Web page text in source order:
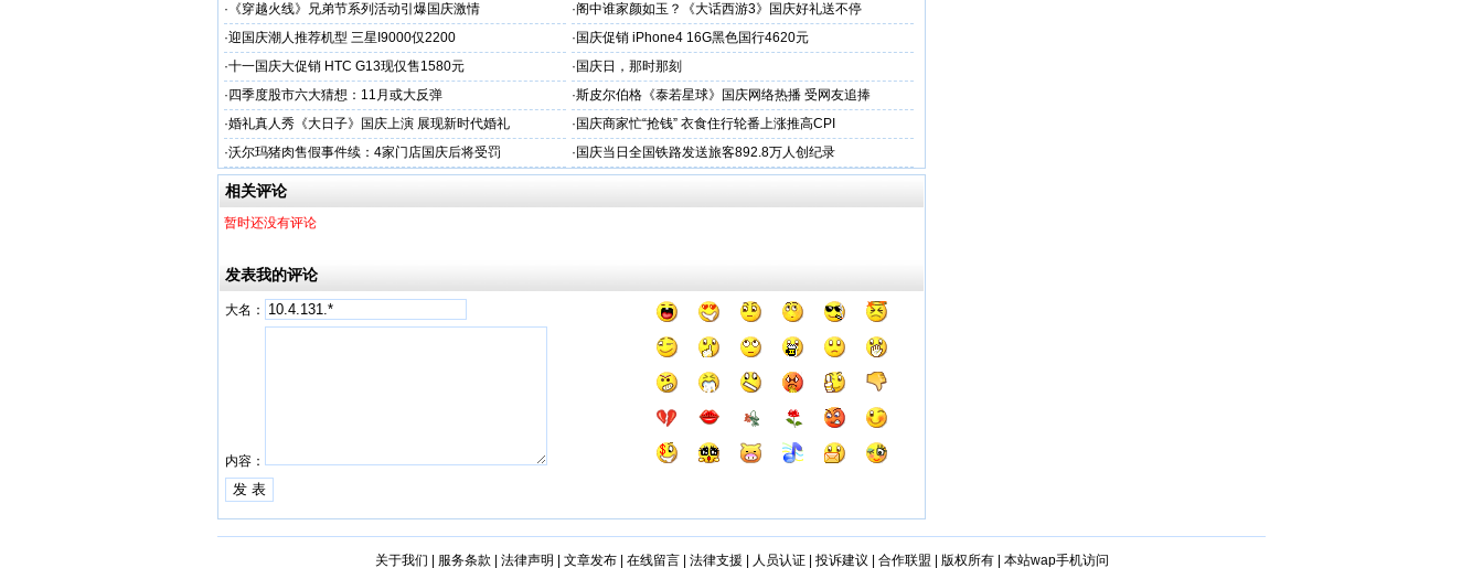
· 《穿越火线》兄弟节系列活动引爆国庆激情 ·阁中谁家颜如玉？《大话西游3》国庆好礼送不停
·迎国庆潮人推荐机型 三星I9000仅2200 · 国庆促销 iPhone4 16G黑色国行4620元
·十一国庆大促销 HTC G13现仅售1580元 · 国庆日，那时那刻
· 四季度股市六大猜想：11月或大反弹 ·斯皮尔伯格《泰若星球》国庆网络热播 受网友追捧
·婚礼真人秀《大日子》国庆上演 展现新时代婚礼 · 国庆商家忙“抢钱” 衣食住行轮番上涨推高CPI
·沃尔玛猪肉售假事件续：4家门店国庆后将受罚 · 国庆当日全国铁路发送旅客892.8万人创纪录
相关评论
暂时还没有评论
发表我的评论
大名：
内容：
关于我们 服务条款 法律声明 文章发布| 在线留言| 法律支援 人员认证| 投诉建议 合作联盟 版权所有| 本站wap手机访问